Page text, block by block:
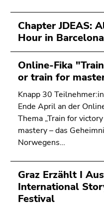
Chapter JDEAS:
Hour in Barcelona
Online-Fika
or train for
Knapp 30
Ende April an der
Thema „Train for
mastery – das
Norwegens…
Graz Erzählt I
International
Festival